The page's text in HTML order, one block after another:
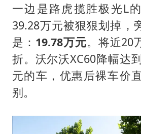
梁家辉百
大V：马
香港正式
乐享全民
一边是路虎揽胜极光L
39.28万元被狠狠划掉，
是： 19.78万元。将近20
折。沃尔沃XC60降幅达
元的车，优惠后裸车价
别。